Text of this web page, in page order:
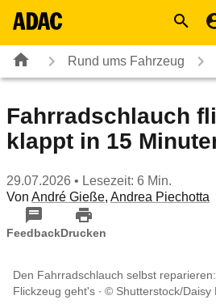
Rund ums Fahrzeug
Fahrradschlauch
klappt in 15
29.07.2026 • Lesezeit: 6 Min.
Von André Gieße, Andrea Piechotta
FeedbackDrucken
Den Fahrradschlauch selbst
Flickzeug geht's
© Shutterstock/Daisy